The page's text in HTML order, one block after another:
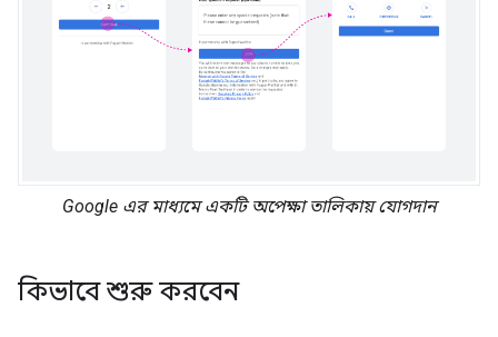
Google এর মাধ্যমে একটি অপেক্ষা তালিকায় যোগদান
কিভাবে শুরু করবেন